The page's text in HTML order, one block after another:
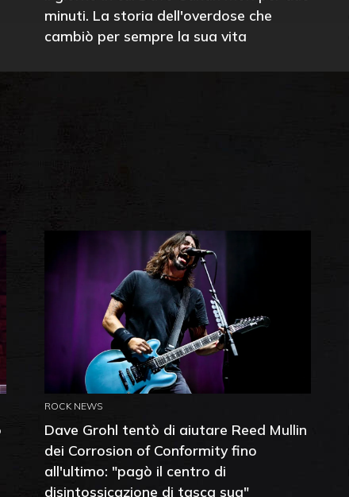
minuti. La storia dell'overdose che
cambiò per sempre la sua vita
ROCK NEWS
Dave Grohl tentò di aiutare Reed Mullin
dei Corrosion of Conformity fino
all'ultimo: "pagò il centro di
disintossicazione di tasca sua"